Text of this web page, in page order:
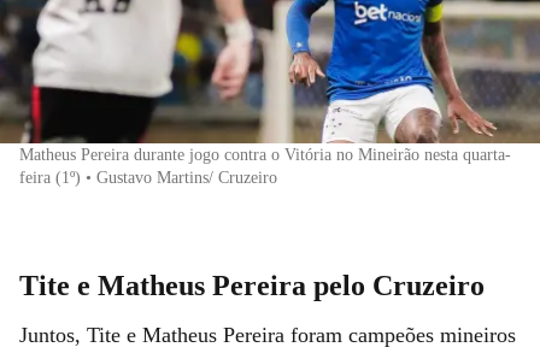
Matheus Pereira durante jogo contra o Vitória no Mineirão nesta quarta-
feira (1º) • Gustavo Martins/ Cruzeiro
Tite e Matheus Pereira pelo Cruzeiro
Juntos, Tite e Matheus Pereira foram campeões mineiros